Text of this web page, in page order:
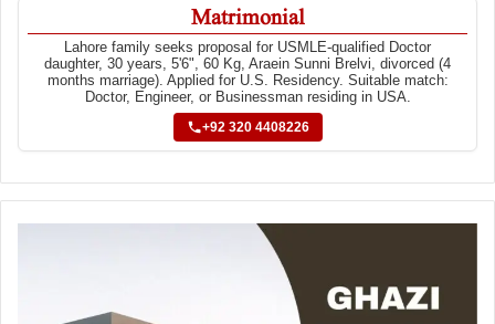
Matrimonial
Lahore family seeks proposal for USMLE-qualified Doctor
daughter, 30 years, 5'6", 60 Kg, Araein Sunni Brelvi, divorced (4
months marriage). Applied for U.S. Residency. Suitable match:
Doctor, Engineer, or Businessman residing in USA.
+92 320 4408226